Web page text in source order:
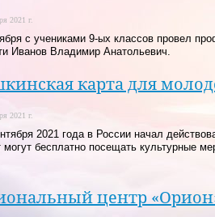
2021 г.
с учениками 9-ых классов провел
Иванов Владимир Анатольевич.
карта для
2021 г.
2021 года в России начал
могут бесплатно посещать культурные
центр